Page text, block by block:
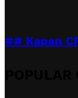
## Kapan